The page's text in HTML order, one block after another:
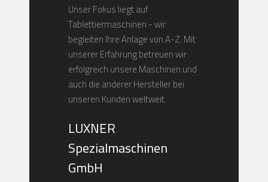
Unser Fokus liegt auf
Tablettiermaschinen - wir
begleiten Ihre Anlage von A-Z. Mit
unserer Erfahrung betreuen wir
erfolgreich unsere Maschinen und
auch die anderer Hersteller bei
unseren Kunden weltweit.
LUXNER
Spezialmaschinen
GmbH